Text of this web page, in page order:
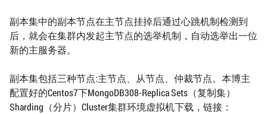
副本集中的副本节点在主节点挂掉后通过心跳机制检测到
后，就会在集群内发起主节点的选举机制，自动选举出一位
新的主服务器。
副本集包括三种节点:主节点、从节点、仲裁节点。本博主
配置好的Centos7下MongoDB308-Replica Sets（复制集）
Sharding（分片）Cluster集群环境虚拟机下载，链接：